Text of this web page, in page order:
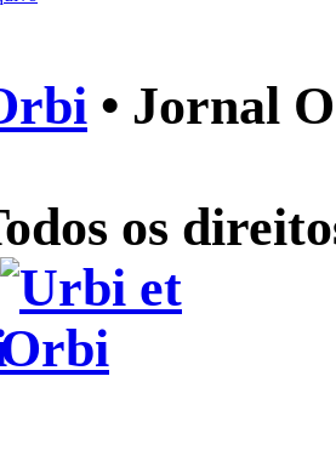
• Jornal
os